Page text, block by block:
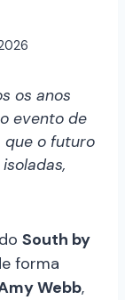
os anos
evento de
que o futuro
South by
forma
Webb,